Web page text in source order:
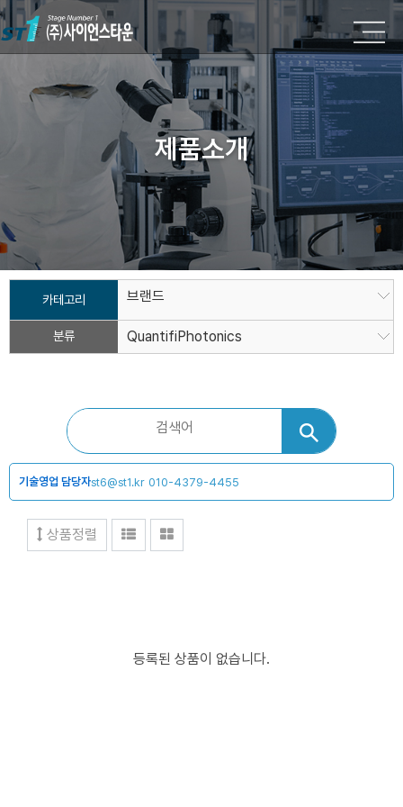
제품소개
카테고리 브랜드
분류 QuantifiPhotonics
기술영업 담당자st6@st1.kr 010-4379-4455
상품정렬
등록된 상품이 없습니다.